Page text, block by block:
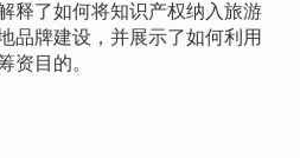
释了如何将知识产权纳入旅游
品牌建设，并展示了如何利用
资目的。